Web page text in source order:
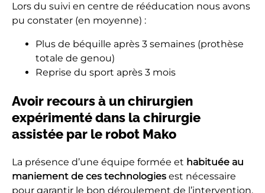
Lors du suivi en centre de rééducation nous avons
pu constater (en moyenne) :
Plus de béquille après 3 semaines (prothèse
totale de genou)
Reprise du sport après 3 mois
Avoir recours à un chirurgien
expérimenté dans la chirurgie
assistée par le robot Mako
La présence d’une équipe formée et habituée au
maniement de ces technologies est nécessaire
pour garantir le bon déroulement de l’intervention.